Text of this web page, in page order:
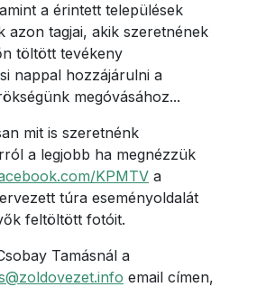
a érintett települések
azon tagjai, akik szeretnének
töltött tevékeny
nappal hozzájárulni a
megóvásához...
mit is szeretnénk
a legjobb ha megnézzük
KPMTV a
túra eseményoldalát
feltöltött fotóit.
Tamásnál a
email címen,